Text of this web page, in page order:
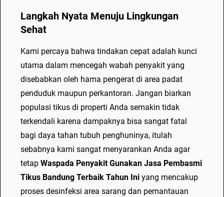
Langkah Nyata Menuju Lingkungan
Sehat
Kami percaya bahwa tindakan cepat adalah kunci
utama dalam mencegah wabah penyakit yang
disebabkan oleh hama pengerat di area padat
penduduk maupun perkantoran. Jangan biarkan
populasi tikus di properti Anda semakin tidak
terkendali karena dampaknya bisa sangat fatal
bagi daya tahan tubuh penghuninya, itulah
sebabnya kami sangat menyarankan Anda agar
tetap Waspada Penyakit Gunakan Jasa Pembasmi
Tikus Bandung Terbaik Tahun Ini yang mencakup
proses desinfeksi area sarang dan pemantauan